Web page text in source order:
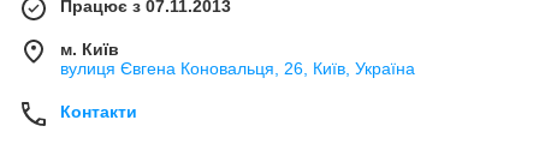
Працює з 07.11.2013
м. Київ
вулиця Євгена Коновальця, 26, Київ, Україна
Контакти